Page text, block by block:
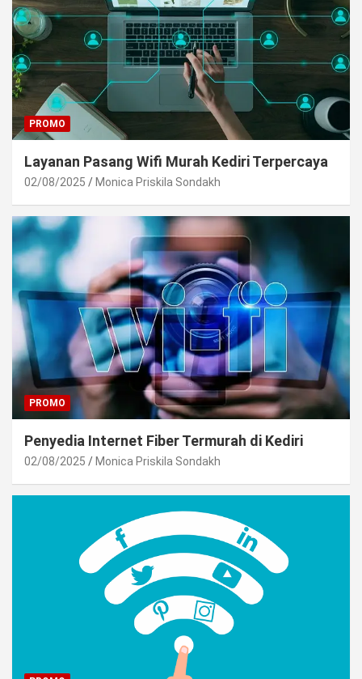
PROMO
Layanan Pasang Wifi Murah Kediri Terpercaya
02/08/2025 Monica Priskila Sondakh
PROMO
Penyedia Internet Fiber Termurah di Kediri
02/08/2025 Monica Priskila Sondakh